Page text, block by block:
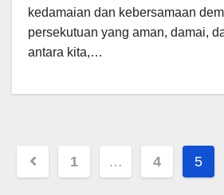
kedamaian dan kebersamaan
persekutuan yang aman, damai,
antara kita,…
Posts
1 … 4 5